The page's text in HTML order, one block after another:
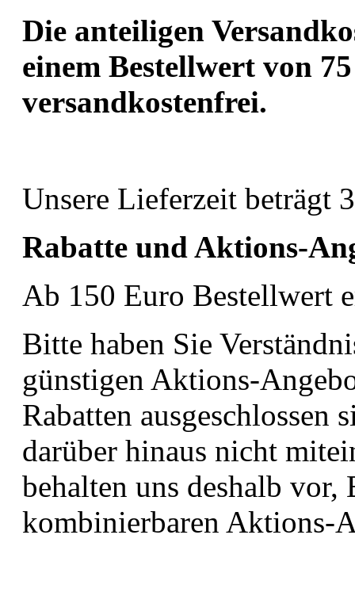
Die anteiligen
einem Bestellwert von
versandkostenfrei.
Unsere Lieferzeit beträgt
Rabatte und Aktions-
Ab 150 Euro Bestellwert
Bitte haben Sie
günstigen Aktions-
Rabatten ausgeschlossen
darüber hinaus nicht
behalten uns deshalb
kombinierbaren Aktions-